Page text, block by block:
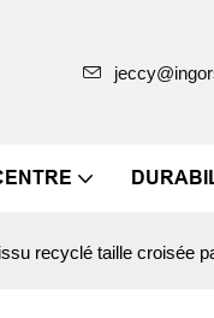
recyclé taille croisée